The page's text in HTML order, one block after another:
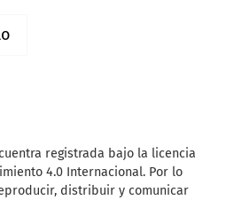
registrada bajo la licencia
4.0 Internacional. Por lo
distribuir y comunicar